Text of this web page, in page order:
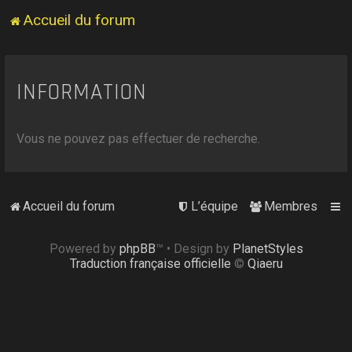
Accueil du forum
INFORMATION
Vous ne pouvez pas effectuer de recherche.
Accueil du forum Membres
L’équipe
Powered by phpBB™ • Design by PlanetStyles
Traduction française officielle © Qiaeru